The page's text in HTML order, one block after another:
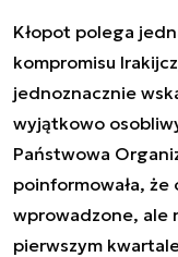
Kłopot polega
kompromisu
jednoznacznie
wyjątkowo
Państwowa
poinformowała,
wprowadzone, ale
pierwszym